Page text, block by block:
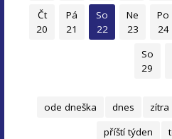
Čt
20
Pá
21
So
22
Ne
23
Po
24
So
29
ode dneška dnes zítra
příští týden